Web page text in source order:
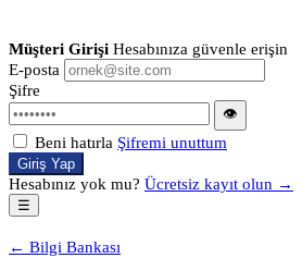
Müşteri Girişi Hesabınıza güvenle erişin
E-posta
Şifre
👁
Beni hatırla Şifremi unuttum
Giriş Yap
Hesabınız yok mu? Ücretsiz kayıt olun →
☰
← Bilgi Bankası